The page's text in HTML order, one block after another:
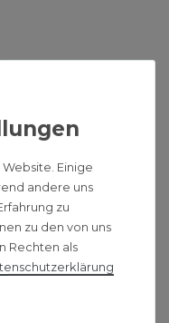
Einige
andere uns
zu
zu den von uns
Rechten als